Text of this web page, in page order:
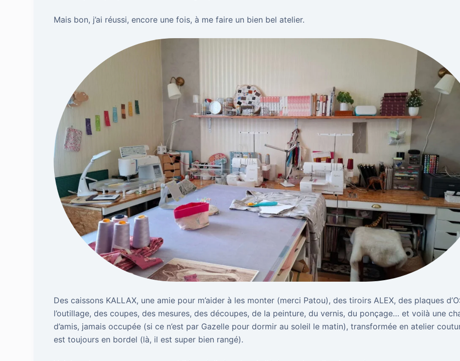
Mais bon, j’ai réussi, encore une fois, à me faire un bien bel atelier.
Des caissons KALLAX, une amie pour m’aider à les monter (merci Patou), des tiroirs ALEX, des plaques
l’outillage, des coupes, des mesures, des découpes, de la peinture, du vernis, du ponçage… et voilà une
d’amis, jamais occupée (si ce n’est par Gazelle pour dormir au soleil le matin), transformée en atelier
est toujours en bordel (là, il est super bien rangé).